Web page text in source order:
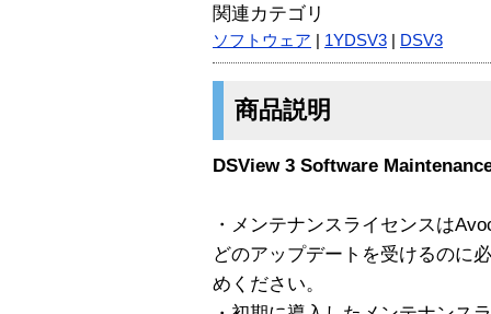
関連カテゴリ
ソフトウェア 1YDSV3 DSV3
商品説明
DSView 3 Software
・メンテナンスライセンスは
どのアップデートを受けるのに
めください。